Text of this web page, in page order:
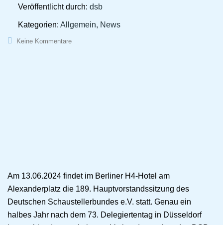
Veröffentlicht durch: dsb
Kategorien: Allgemein, News
Keine Kommentare
Am 13.06.2024 findet im Berliner H4-Hotel am
Alexanderplatz die 189. Hauptvorstandssitzung des
Deutschen Schaustellerbundes e.V. statt. Genau ein
halbes Jahr nach dem 73. Delegiertentag in Düsseldorf